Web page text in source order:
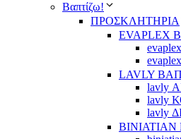
Βαπτίζω!
ΠΡΟΣΚΛΗΤΗΡΙΑ
EVAPLEX
LAVLY
lavly
lavly
lavly